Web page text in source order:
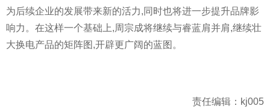
为后续企业的发展带来新的活力,同时也将进一步提升品牌影
响力。在这样一个基础上,周宗成将继续与睿蓝肩并肩,继续壮
大换电产品的矩阵图,开辟更广阔的蓝图。
责任编辑：kj005